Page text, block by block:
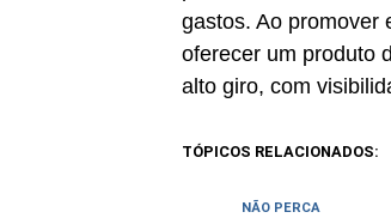
gastos. Ao promover
oferecer um produto
alto giro, com
TÓPICOS RELACIONADOS:
NÃO PERCA